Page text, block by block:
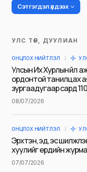
Сэтгэгдэл үлдээх
Таны имэйл хаягийг
тэмдэглэсэн
Name
УЛС ТӨР, ДУУЛИАН
ОНЦЛОХ НИЙТЛЭЛ
Улсын Их Хурлын үйл
ордонтой танилцах
зургаадугаар сард
08/07/2026
ОНЦЛОХ НИЙТЛЭЛ
Эрхтэн, эд, эс
хуулийг ердийн
07/07/2026